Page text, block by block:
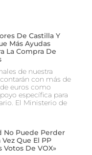
De Castilla Y
Más Ayudas
La Compra De
de nuestra
con más de
euros como
específica para
El Ministerio de
No Puede Perder
Que El PP
Votos De VOX»